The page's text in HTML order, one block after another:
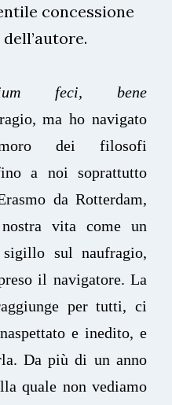
concessione
dell’autore.
feci, bene
ma ho navigato
dei filosofi
a noi soprattutto
da Rotterdam,
vita come un
sul naufragio,
il navigatore. La
per tutti, ci
e inedito, e
Da più di un anno
quale non vediamo